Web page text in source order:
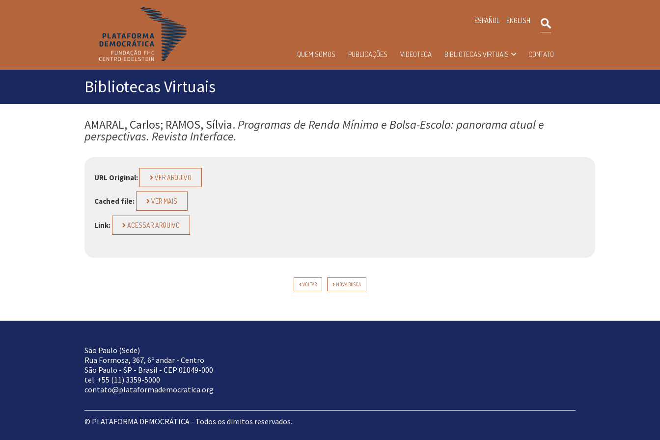
ESPAÑOL ENGLISH
QUEM SOMOS PUBLICAÇÕES VIDEOTECA BIBLIOTECAS VIRTUAIS CONTATO
Bibliotecas Virtuais
AMARAL, Carlos; RAMOS, Sílvia. Programas de Renda Mínima e Bolsa-Escola: panorama atual e
perspectivas. Revista Interface.
URL Original: VER ARQUIVO
Cached file: VER MAIS
Link: ACESSAR ARQUIVO
VOLTAR NOVA BUSCA
São Paulo (Sede)
Rua Formosa, 367, 6º andar - Centro
São Paulo - SP - Brasil - CEP 01049-000
tel: +55 (11) 3359-5000
contato@plataformademocratica.org
© PLATAFORMA DEMOCRÁTICA - Todos os direitos reservados.